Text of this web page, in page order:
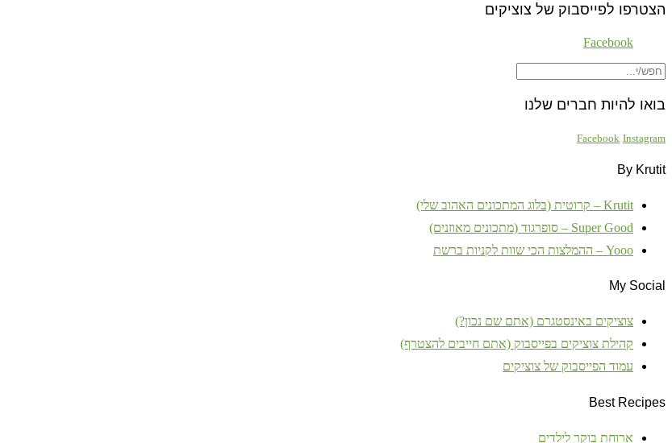
הצטרפו לפייסבוק של צוציקים
Facebook
בואו להיות חברים שלנו
Facebook Instagram
By Krutit
Krutit – קרוטית (בלוג המתכונים האהוב שלי)
Super Good – סופרגוד (מתכונים מאוזנים)
Yooo – ההמלצות הכי שוות לקניות ברשת
My Social
צוציקים באינסטגרם (אתם שם נכון?)
קהילת צוציקים בפייסבוק (אתם חייבים להצטרף)
עמוד הפייסבוק של צוציקים
Best Recipes
ארוחת בוקר לילדים